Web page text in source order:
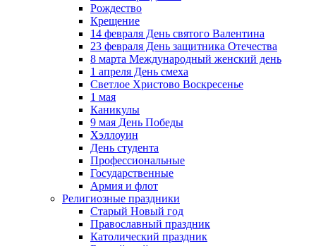
Рождество
Крещение
14 февраля День святого Валентина
23 февраля День защитника Отечества
8 марта Международный женский день
1 апреля День смеха
Светлое Христово Воскресенье
1 мая
Каникулы
9 мая День Победы
Хэллоуин
День студента
Профессиональные
Государственные
Армия и флот
Религиозные праздники
Старый Новый год
Православный праздник
Католический праздник